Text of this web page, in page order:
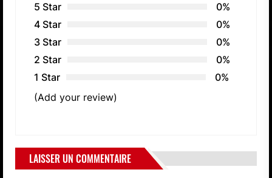
5 Star
0%
4 Star
0%
3 Star
0%
2 Star
0%
1 Star
0%
(Add your review)
LAISSER UN COMMENTAIRE